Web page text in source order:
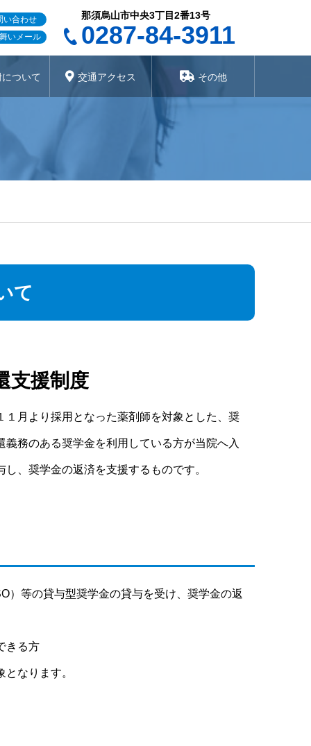
合わせ
いメール
那須烏山市中央3丁目2番13号
0287-84-3911
ついて 交通アクセス その他
て
支援制度
月より採用となった薬剤師を対象とした、奨
務のある奨学金を利用している方が当院へ入
、奨学金の返済を支援するものです。
等の貸与型奨学金の貸与を受け、奨学金の返
きる方
なります。